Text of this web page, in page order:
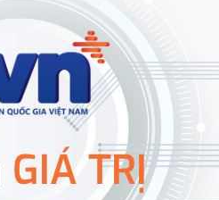
GIÁ TRỊ